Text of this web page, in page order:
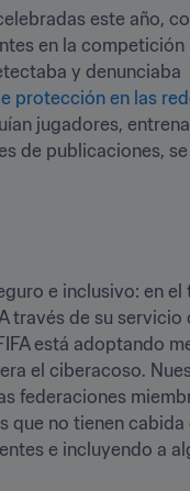
este año,
en la competición
y denunciaba
protección en las
jugadores,
de publicaciones, se
e inclusivo: en el
través de su servicio
está adoptando
el ciberacoso.
federaciones
que no tienen cabida
e incluyendo a